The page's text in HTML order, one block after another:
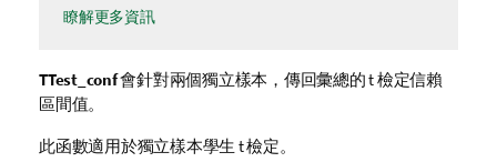
瞭解更多資訊
TTest_conf會針對兩個獨立樣本，傳回彙總的 t 檢定信賴
區間值。
此函數適用於獨立樣本學生 t 檢定。